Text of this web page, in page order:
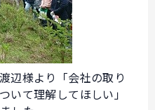
辺様より「会社の取り
いて理解してほしい」